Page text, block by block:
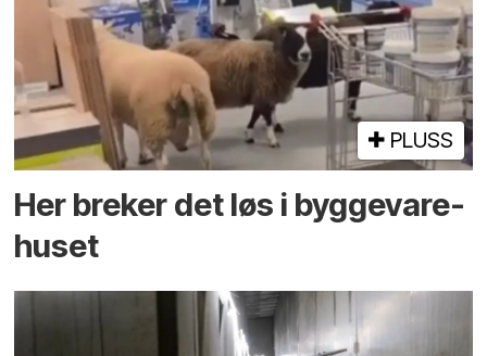
PLUSS
Her breker det løs i bygge­vare­
huset